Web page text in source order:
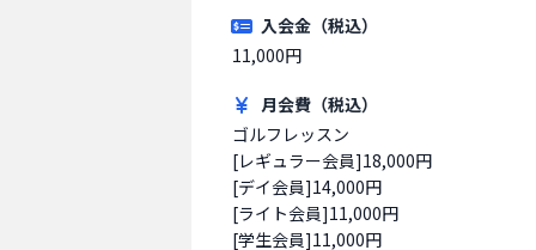
入会金（税込）
11,000円
月会費（税込）
ゴルフレッスン
[レギュラー会員]18,000円
[デイ会員]14,000円
[ライト会員]11,000円
[学生会員]11,000円